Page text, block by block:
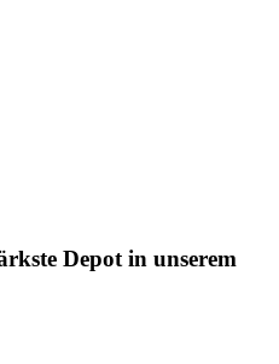
Depot in unserem